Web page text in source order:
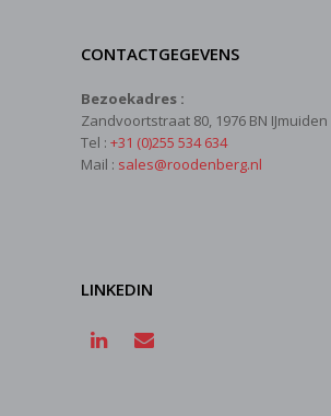
CONTACTGEGEVENS
Bezoekadres :
Zandvoortstraat 80, 1976 BN IJmuiden
Tel : +31 (0)255 534 634
Mail : sales@roodenberg.nl
LINKEDIN